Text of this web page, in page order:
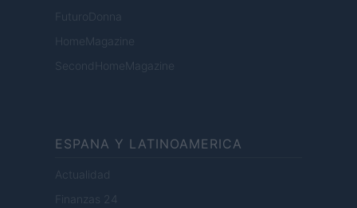
FuturoDonna
HomeMagazine
SecondHomeMagazine
ESPANA Y LATINOAMERICA
Actualidad
Finanzas 24